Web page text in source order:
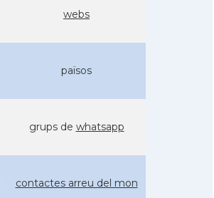
webs
països
grups de whatsapp
contactes arreu del mon